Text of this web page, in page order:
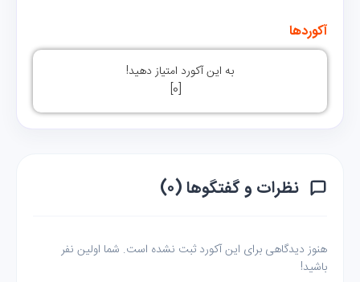
آکوردها
به این آکورد امتیاز دهید!
[
0
]
نظرات و گفتگوها (۰)
هنوز دیدگاهی برای این آکورد ثبت نشده است. شما اولین نفر
باشید!